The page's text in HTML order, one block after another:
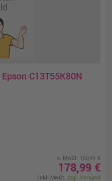
C13T55K80N
o. MwSt. 150,41 €
178,99 €
inkl. MwSt. zzgl. Versand